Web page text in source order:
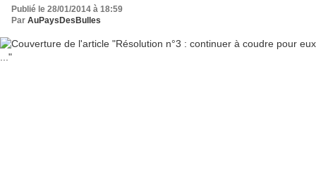
Publié le 28/01/2014 à 18:59
Par AuPaysDesBulles